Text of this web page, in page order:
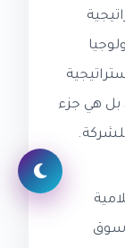
بل هي جزء
سوق